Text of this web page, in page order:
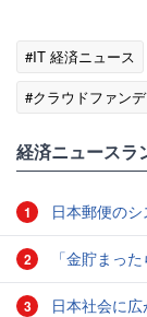
#IT 経済ニュース
#クラウドファン
経済ニュースラ
1 日本郵便の
2 「金貯まっ
3 日本社会に広